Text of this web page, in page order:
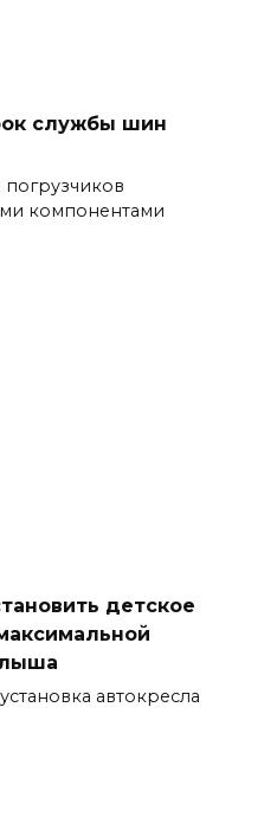
службы шин
компонентами
детское
автокресла